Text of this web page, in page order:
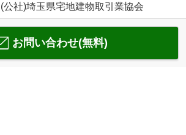
(公社)埼玉県宅地建物取引業協会
お問い合わせ(無料)